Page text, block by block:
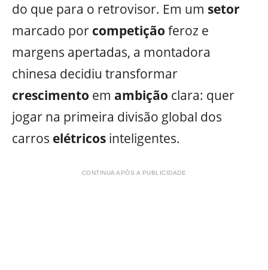
do que para o retrovisor. Em um setor
marcado por competição feroz e
margens apertadas, a montadora
chinesa decidiu transformar
crescimento em ambição clara: quer
jogar na primeira divisão global dos
carros elétricos inteligentes.
CONTINUA APÓS A PUBLICIDADE